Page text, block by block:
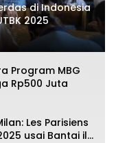
di Indonesia
2025
Program MBG
Rp500 Juta
Les Parisiens
usai Bantai il